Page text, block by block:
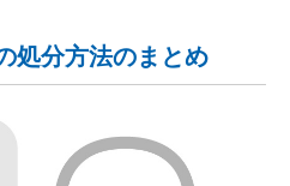
処分方法のまとめ